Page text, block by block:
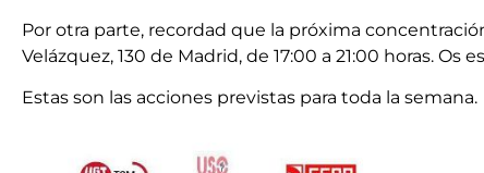
Por otra parte, recordad que la próxima
Velázquez, 130 de Madrid, de 17:00 a 21:00 horas. Os
Estas son las acciones previstas para toda la semana.